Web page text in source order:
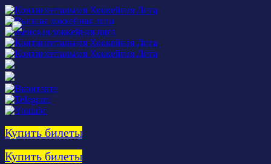
Купить билеты
Купить билеты